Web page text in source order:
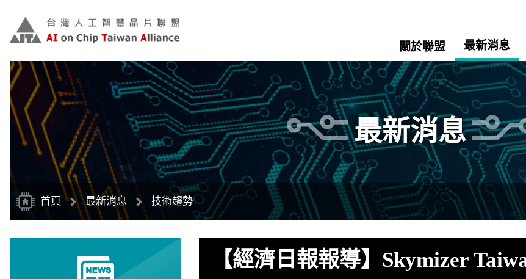
關於聯盟 最新消息
最新消息
首頁 最新消息 技術趨勢
【經濟日報報導】Skymizer